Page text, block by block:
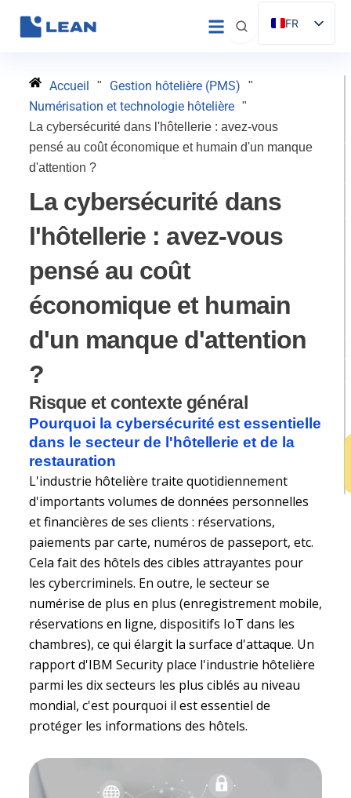
FR
ES
PT
Accueil " Gestion hôtelière (PMS) "
Numérisation et technologie hôtelière "
La cybersécurité dans l'hôtellerie : avez-vous
pensé au coût économique et humain d'un manque
d'attention ?
La cybersécurité dans
l'hôtellerie : avez-vous
pensé au coût
économique et humain
d'un manque d'attention
?
Risque et contexte général
Pourquoi la cybersécurité est essentielle
dans le secteur de l'hôtellerie et de la
restauration
L'industrie hôtelière traite quotidiennement
d'importants volumes de données personnelles
et financières de ses clients : réservations,
paiements par carte, numéros de passeport, etc.
Cela fait des hôtels des cibles attrayantes pour
les cybercriminels. En outre, le secteur se
numérise de plus en plus (enregistrement mobile,
réservations en ligne, dispositifs IoT dans les
chambres), ce qui élargit la surface d'attaque. Un
rapport d'IBM Security place l'industrie hôtelière
parmi les dix secteurs les plus ciblés au niveau
mondial, c'est pourquoi il est essentiel de
protéger les informations des hôtels.